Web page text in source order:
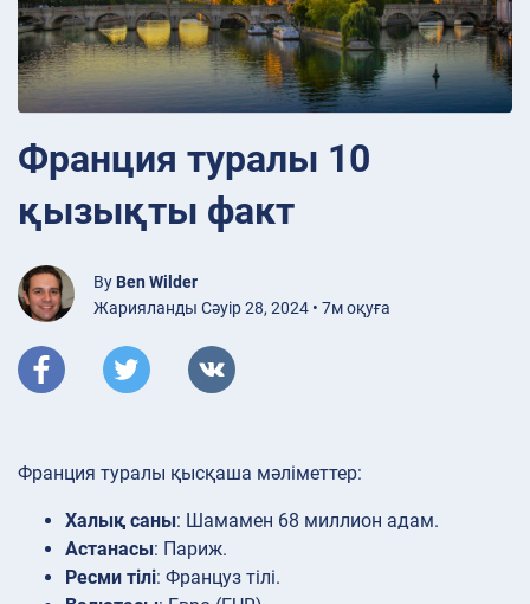
Франция туралы 10
қызықты факт
By Ben Wilder
Жарияланды Сәуір 28, 2024 • 7м оқуға
Франция туралы қысқаша мәліметтер:
Халық саны: Шамамен 68 миллион адам.
Астанасы: Париж.
Ресми тілі: Француз тілі.